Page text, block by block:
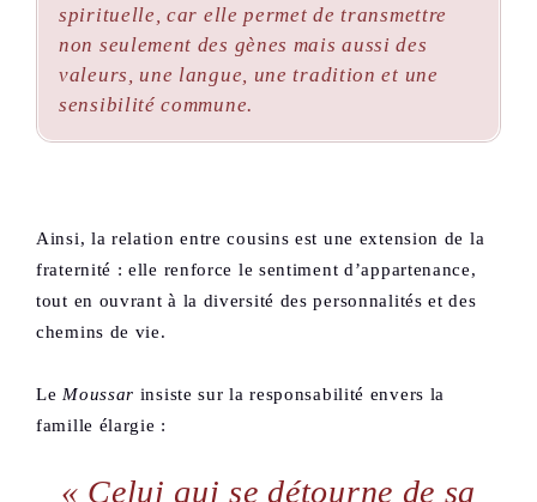
spirituelle, car elle permet de transmettre
non seulement des gènes mais aussi des
valeurs, une langue, une tradition et une
sensibilité commune.
Ainsi, la relation entre cousins est une extension de la
fraternité : elle renforce le sentiment d’appartenance,
tout en ouvrant à la diversité des personnalités et des
chemins de vie.
Le Moussar insiste sur la responsabilité envers la
famille élargie :
« Celui qui se détourne de sa